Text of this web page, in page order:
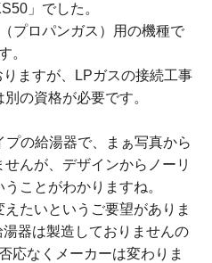
」 でした。
プロパンガス）用の機種で
。
ますが、LPガスの接続工事
の資格が必要です。
の給湯器で、まぁ写真から
んが、デザインからノーリ
ことがわかりますね。
たいというご要望がありま
器は製造しておりませんの
応なくメーカーは変わりま